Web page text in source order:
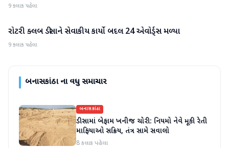
9 કલાક પહેલા
બનાસકાંઠા
રોટરી ક્લબ ડીસાને સેવાકીય કાર્યો બદલ 24 એવોર્ડ્સ મળ્યા
9 કલાક પહેલા
બનાસકાંઠાના વધુ સમાચાર
બનાસકાંઠા
ડીસામાં બેફામ ખનીજ ચોરી: નિયમો નેવે મૂકી રેતી
માફિયાઓ સક્રિય, તંત્ર સામે સવાલો
8 કલાક પહેલા